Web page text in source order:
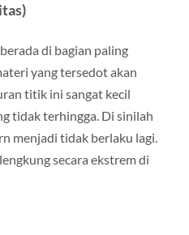
di bagian paling
yang tersedot akan
titik ini sangat kecil
tidak terhingga. Di sinilah
menjadi tidak berlaku lagi.
secara ekstrem di